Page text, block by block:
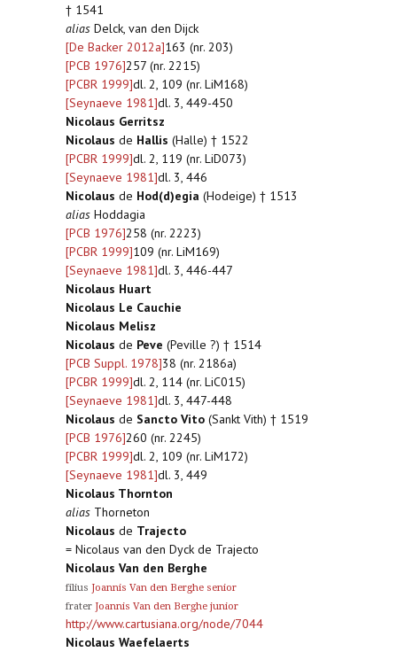
† 1541
alias Delck, van den Dijck
[De Backer 2012a]163 (nr. 203)
[PCB 1976]257 (nr. 2215)
[PCBR 1999]dl. 2, 109 (nr. LiM168)
[Seynaeve 1981]dl. 3, 449-450
Nicolaus Gerritsz
Nicolaus de Hallis (Halle) † 1522
[PCBR 1999]dl. 2, 119 (nr. LiD073)
[Seynaeve 1981]dl. 3, 446
Nicolaus de Hod(d)egia (Hodeige) † 1513
alias Hoddagia
[PCB 1976]258 (nr. 2223)
[PCBR 1999]109 (nr. LiM169)
[Seynaeve 1981]dl. 3, 446-447
Nicolaus Huart
Nicolaus Le Cauchie
Nicolaus Melisz
Nicolaus de Peve (Peville ?) † 1514
[PCB Suppl. 1978]38 (nr. 2186a)
[PCBR 1999]dl. 2, 114 (nr. LiC015)
[Seynaeve 1981]dl. 3, 447-448
Nicolaus de Sancto Vito (Sankt Vith) † 1519
[PCB 1976]260 (nr. 2245)
[PCBR 1999]dl. 2, 109 (nr. LiM172)
[Seynaeve 1981]dl. 3, 449
Nicolaus Thornton
alias Thorneton
Nicolaus de Trajecto
= Nicolaus van den Dyck de Trajecto
Nicolaus Van den Berghe
filius Joannis Van den Berghe senior
frater Joannis Van den Berghe junior
http://www.cartusiana.org/node/7044
Nicolaus Waefelaerts